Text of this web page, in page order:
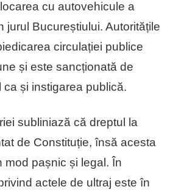
cu autovehicule a
jurul Bucureștiului. Autoritățile
circulației publice
și este sancționată de
ca și instigarea publică.
subliniază că dreptul la
de Constituție, însă acesta
mod pașnic și legal. În
actele de ultraj este în